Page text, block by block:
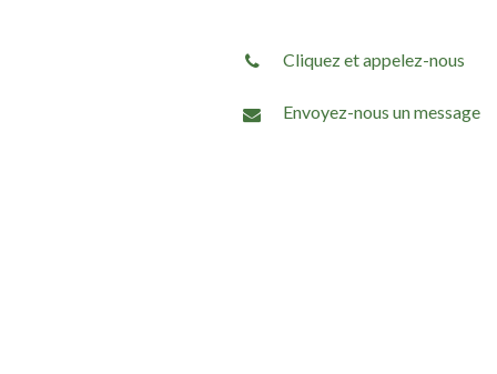
Cliquez et appelez-nous
Envoyez-nous un message